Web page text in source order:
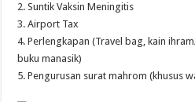
2. Suntik Vaksin Meningitis
3. Airport Tax
4. Perlengkapan (Travel bag, kain
buku manasik)
5. Pengurusan surat mahrom (khusus